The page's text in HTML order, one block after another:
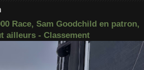
Race, Sam Goodchild en patron,
ailleurs - Classement